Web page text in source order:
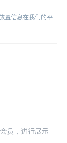
置信息在我们的平
员，进行展示